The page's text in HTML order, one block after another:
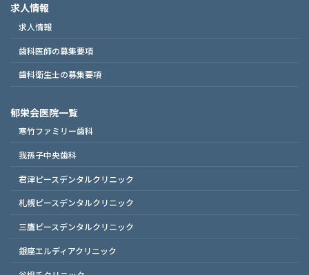
求人情報
求人情報
歯科医師の募集要項
歯科衛生士の募集要項
郁栄会医院一覧
寒竹ファミリー歯科
我孫子中央歯科
君津ピースデンタルクリニック
札幌ピースデンタルクリニック
三鷹ピースデンタルクリニック
銀座エルディアクリニック